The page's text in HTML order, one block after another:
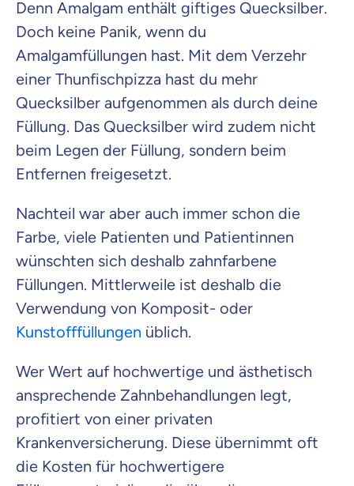
Denn Amalgam enthält giftiges Quecksilber.
Doch keine Panik, wenn du
Amalgamfüllungen hast. Mit dem Verzehr
einer Thunfischpizza hast du mehr
Quecksilber aufgenommen als durch deine
Füllung. Das Quecksilber wird zudem nicht
beim Legen der Füllung, sondern beim
Entfernen freigesetzt.
Nachteil war aber auch immer schon die
Farbe, viele Patienten und Patientinnen
wünschten sich deshalb zahnfarbene
Füllungen. Mittlerweile ist deshalb die
Verwendung von Komposit- oder
Kunstofffüllungen üblich.
Wer Wert auf hochwertige und ästhetisch
ansprechende Zahnbehandlungen legt,
profitiert von einer privaten
Krankenversicherung. Diese übernimmt oft
die Kosten für hochwertigere